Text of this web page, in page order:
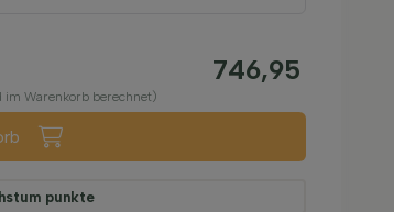
746,95
im Warenkorb berechnet)
punkte